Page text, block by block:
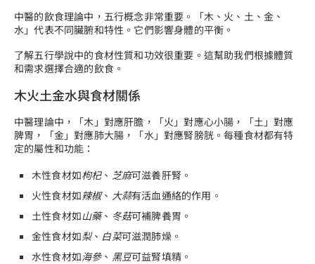
中醫的飲食理論中，五行概念非常重要。「木、火、土、金、
水」代表不同臟腑和特性。它們影響身體的平衡。
了解五行學說中的食材性質和功效很重要。這幫助我們根據體質
和需求選擇合適的飲食。
木火土金水與食材關係
中醫理論中，「木」對應肝膽，「火」對應心小腸，「土」對應
脾胃，「金」對應肺大腸，「水」對應腎膀胱。每種食材都有特
定的屬性和功能：
木性食材如枸杞、 芝麻可滋養肝腎。
火性食材如辣椒、 大蒜有活血通絡的作用。
土性食材如山藥、 冬菇可補脾養胃。
金性食材如梨、 白菜可滋潤肺燥。
水性食材如海參、 黑豆可益腎填精。